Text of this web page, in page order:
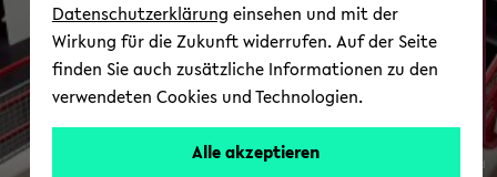
© Uni­ver­si­tät Bie­le­feld
Datenschutzerklärung einsehen und mit der
Wirkung für die Zukunft widerrufen. Auf der Seite
finden Sie auch zusätzliche Informationen zu den
verwendeten Cookies und Technologien.
Alle akzeptieren